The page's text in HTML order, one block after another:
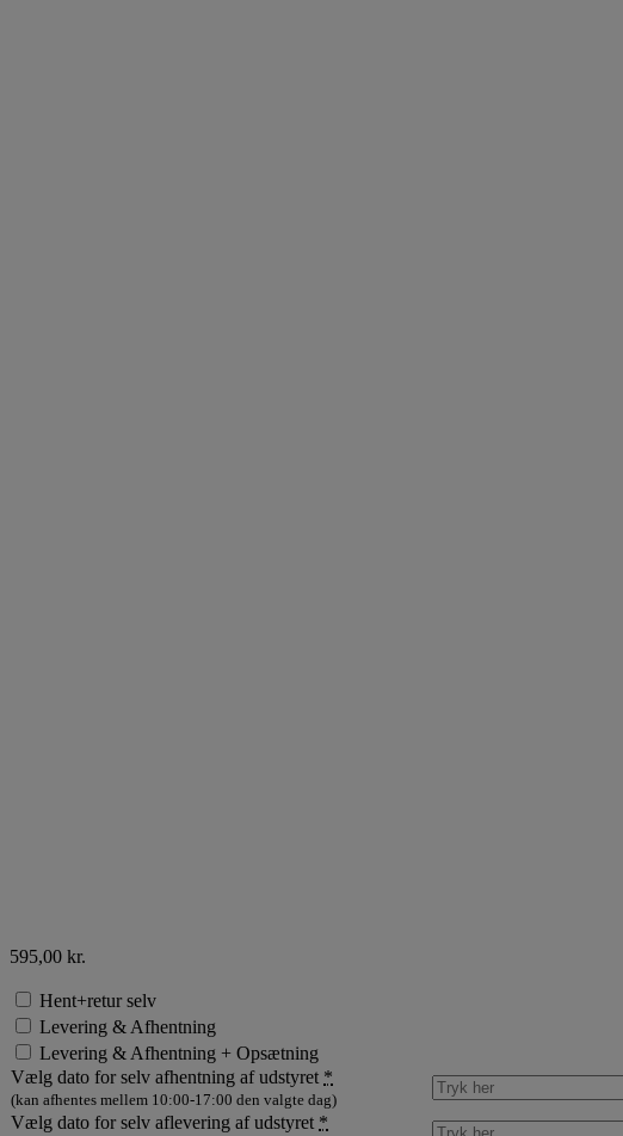
595,00 kr.
Hent+retur selv
Levering & Afhentning
Levering & Afhentning + Opsætning
Vælg dato for selv afhentning af udstyret *
(kan afhentes mellem 10:00-17:00 den valgte dag)
Vælg dato for selv aflevering af udstyret *